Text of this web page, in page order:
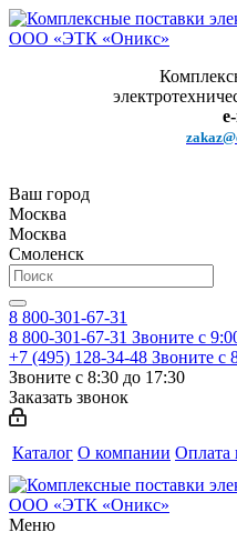
Ваш город
Москва
Москва
Смоленск
8 800-301-67-31
8 800-301-67-31 Звоните с
+7 (495) 128-34-48 Звоните с
Звоните с 8:30 до 17:30
Заказать звонок
Каталог О компании Оплата
Меню